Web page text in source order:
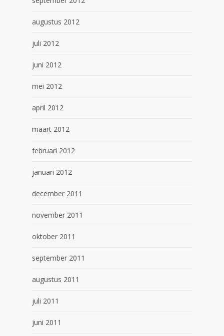
augustus 2012
juli 2012
juni 2012
mei 2012
april 2012
maart 2012
februari 2012
januari 2012
december 2011
november 2011
oktober 2011
september 2011
augustus 2011
juli 2011
juni 2011